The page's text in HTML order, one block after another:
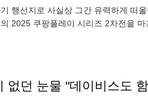
행선지로 사실상 그간 유력하게 떠
2025 쿠팡플레이 시리즈 2차전을
없던 눈물 "데이비스도